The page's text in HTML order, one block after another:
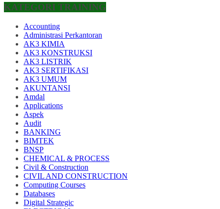
KATEGORI TRAINING
Accounting
Administrasi Perkantoran
AK3 KIMIA
AK3 KONSTRUKSI
AK3 LISTRIK
AK3 SERTIFIKASI
AK3 UMUM
AKUNTANSI
Amdal
Applications
Aspek
Audit
BANKING
BIMTEK
BNSP
CHEMICAL & PROCESS
Civil & Construction
CIVIL AND CONSTRUCTION
Computing Courses
Databases
Digital Strategic